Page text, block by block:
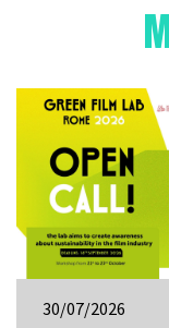
30/07/2026